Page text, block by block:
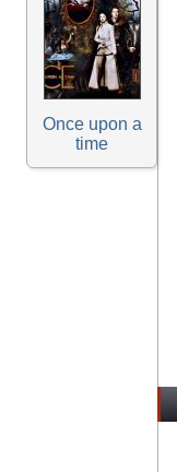
Once upon a
time